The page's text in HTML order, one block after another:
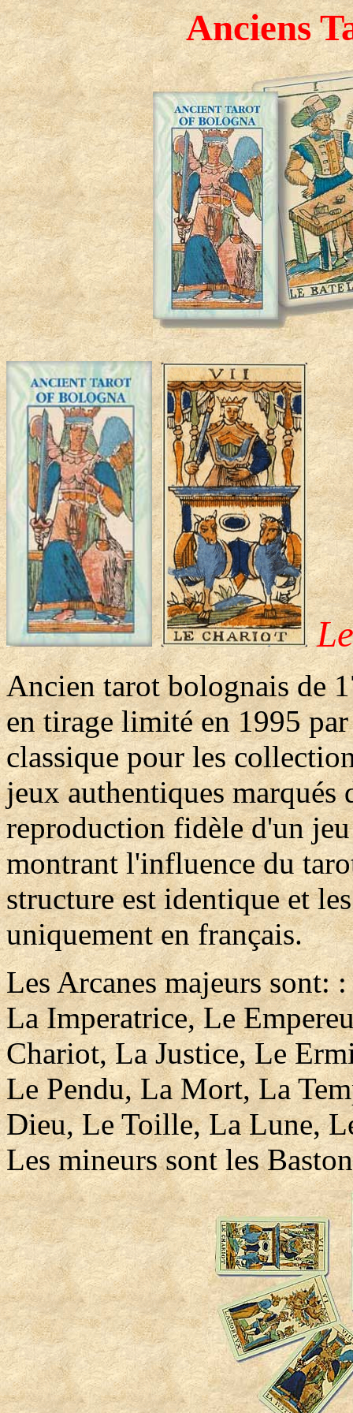
Anciens
Ancien tarot bolognais de
en tirage limité en 1995
classique pour les
jeux authentiques
reproduction fidèle d'un
montrant l'influence du
structure est identique et
uniquement en français.
Les Arcanes majeurs sont:
La Imperatrice, Le
Chariot, La Justice, Le
Le Pendu, La Mort, La
Dieu, Le Toille, La Lune,
Les mineurs sont les